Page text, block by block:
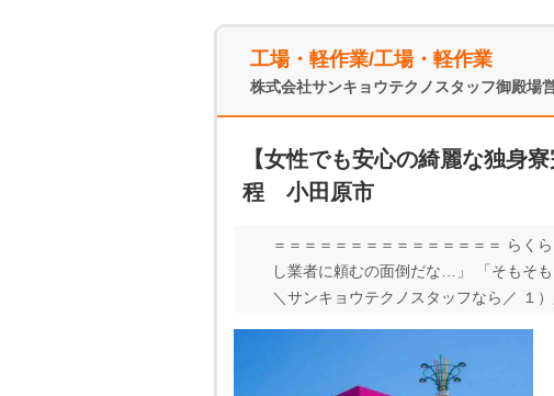
工場・軽作業/工場・軽作業
株式会社サンキョウテクノスタッフ御殿場
【女性でも安心の綺麗な独身
程 小田原市
＝＝＝＝＝＝＝＝＝＝＝＝＝＝＝ らく
し業者に頼むの面倒だな…」 「そもそ
＼サンキョウテクノスタッフなら／ １